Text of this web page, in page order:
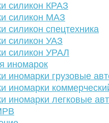
силикон КРАЗ
силикон МАЗ
силикон спецтехника
силикон УАЗ
силикон УРАЛ
иномарок
иномарки грузовые
иномарки
иномарки легковые